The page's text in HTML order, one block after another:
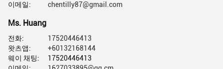
이메일:
chentilly87@gmail.com
Ms. Huang
전화:
17520446413
왓츠앱:
+60132168144
웨이 채팅:
17520446413